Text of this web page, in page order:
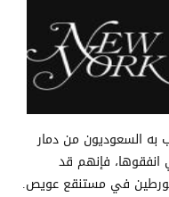
به السعوديون من دمار
انفقوها، فإنهم قد
في مستنقع عويص.